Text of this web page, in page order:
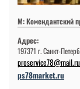
М: Комендантский
Адрес:
197371 г. Санкт-
proservice78@mail.ru
ps78market.ru